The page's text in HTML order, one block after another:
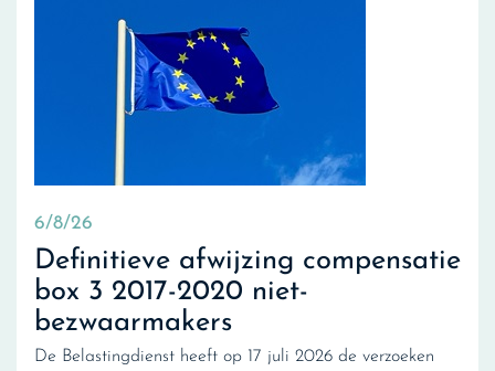
6/8/26
Definitieve afwijzing compensatie
box 3 2017-2020 niet-
bezwaarmakers
De Belastingdienst heeft op 17 juli 2026 de verzoeken